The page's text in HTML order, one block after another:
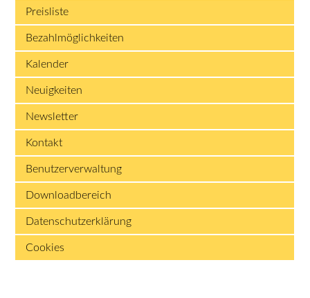
Preisliste
Bezahlmöglichkeiten
Kalender
Neuigkeiten
Newsletter
Kontakt
Benutzerverwaltung
Downloadbereich
Datenschutzerklärung
Cookies